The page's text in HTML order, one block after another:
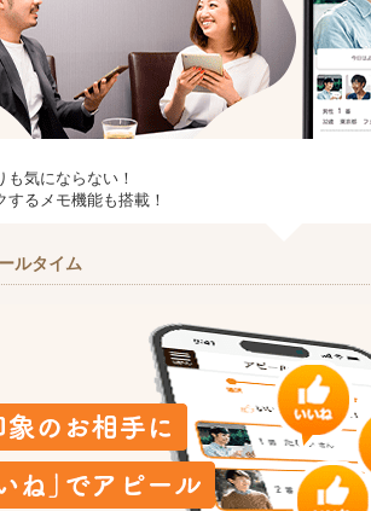
も気にならない！
するメモ機能も搭載！
ルタイム